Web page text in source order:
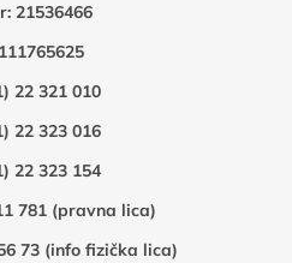
21536466
22 321 010
22 323 016
22 323 154
781 (pravna lica)
73 (info fizička lica)